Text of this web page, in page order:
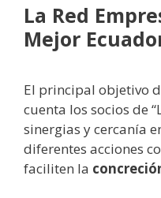
La Red
Mejor
El principal objetivo
cuenta los socios de
sinergias y cercanía
diferentes acciones
faciliten la